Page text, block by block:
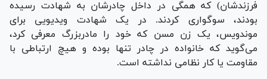
فرزندشان) که همگی در داخل چادرشان به شهادت رسیده
بودند، سوگواری کردند. در یک شهادت ویدیویی برای
موندویس، یک زن مسن که خود را مادربزرگ معرفی کرد،
می‌گوید که خانواده در چادر تنها بوده و هیچ ارتباطی با
مقاومت یا کار نظامی نداشته است.